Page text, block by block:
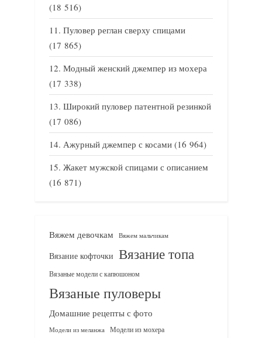
(18 516)
Пуловер реглан сверху спицами
(17 865)
Модный женский джемпер из мохера
(17 338)
Широкий пуловер патентной резинкой
(17 086)
Ажурный джемпер с косами (16 964)
Жакет мужской спицами с описанием
(16 871)
Вяжем девочкам Вяжем мальчикам
Вязание кофточки Вязание топа
Вязаные модели с капюшоном
Вязаные пуловеры
Домашние рецепты с фото
Модели из меланжа Модели из мохера